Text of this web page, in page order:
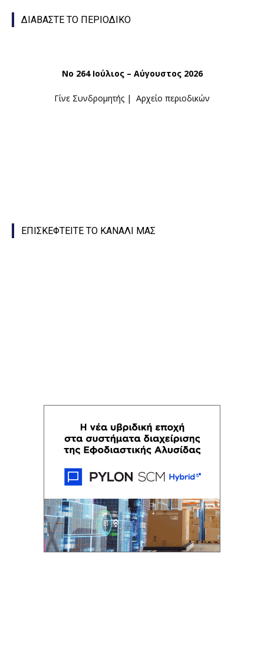
ΔΙΑΒΑΣΤΕ ΤΟ ΠΕΡΙΟΔΙΚΟ
Νο 264 Ιούλιος – Αύγουστος 2026
Γίνε Συνδρομητής | Αρχείο περιοδικών
ΕΠΙΣΚΕΦΤΕΙΤΕ ΤΟ ΚΑΝΑΛΙ ΜΑΣ